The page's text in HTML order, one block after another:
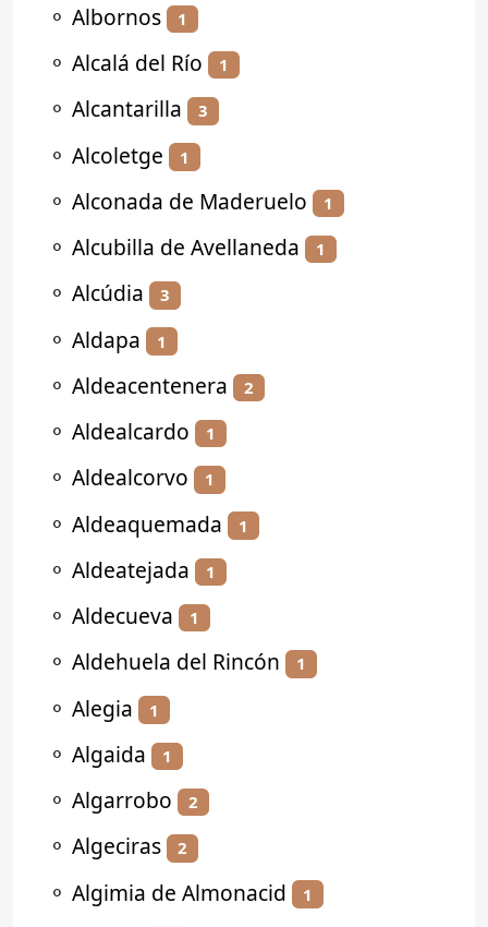
⚬ Albornos 1
⚬ Alcalá del Río 1
⚬ Alcantarilla 3
⚬ Alcoletge 1
⚬ Alconada de Maderuelo 1
⚬ Alcubilla de Avellaneda 1
⚬ Alcúdia 3
⚬ Aldapa 1
⚬ Aldeacentenera 2
⚬ Aldealcardo 1
⚬ Aldealcorvo 1
⚬ Aldeaquemada 1
⚬ Aldeatejada 1
⚬ Aldecueva 1
⚬ Aldehuela del Rincón 1
⚬ Alegia 1
⚬ Algaida 1
⚬ Algarrobo 2
⚬ Algeciras 2
⚬ Algimia de Almonacid 1